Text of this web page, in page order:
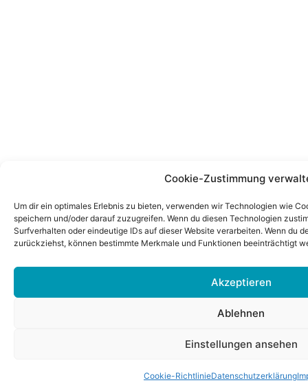
Cookie-Zustimmung
Um dir ein optimales Erlebnis zu bieten, verwenden wir Technologien wie
speichern und/oder darauf zuzugreifen. Wenn du diesen Technologien
Surfverhalten oder eindeutige IDs auf dieser Website verarbeiten. Wenn du
zurückziehst, können bestimmte Merkmale und Funktionen beeinträchtigt
Akzeptieren
Ablehnen
Einstellungen ansehen
Cookie-RichtlinieDatenschutzerklärung